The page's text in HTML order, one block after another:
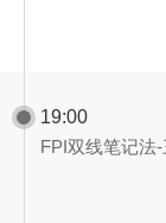
19:00
FPI双线笔记法